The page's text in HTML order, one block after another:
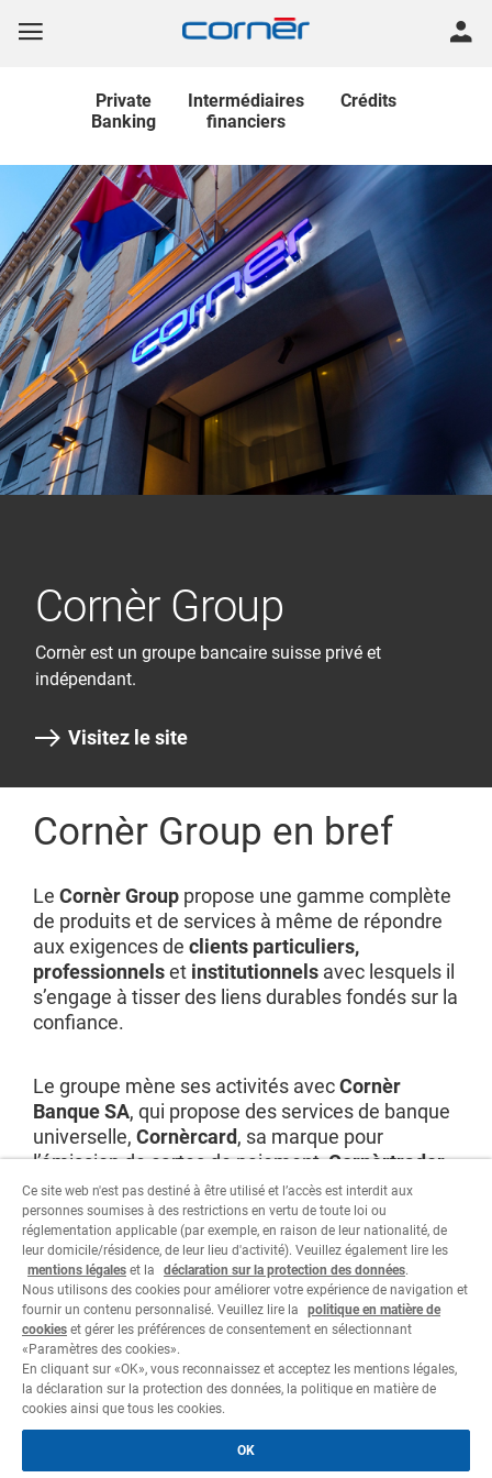
Private
Banking
Intermédiaires
financiers
Crédits
Cornèr Group
Cornèr est un groupe bancaire suisse privé et
indépendant.
Visitez le site
Cornèr Group en bref
Le Cornèr Group propose une gamme complète
de produits et de services à même de répondre
aux exigences de clients particuliers,
professionnelset institutionnels avec lesquels il
s’engage à tisser des liens durables fondés sur la
confiance.
Le groupe mène ses activités avecCornèr
Banque SA, qui propose des services de banque
universelle, Cornèrcard, sa marque pour
l’émission de cartes de paiement,Cornèrtrader,
sa plate-forme de trading en ligne, sans oublier
ses filiales qui viennent compléter son offre de
services financiers à l’échelle internationale.
Visitez le site
Informations juridiques
Déclaration sur la protection des données
Ce site web n'est pas destiné à être utilisé et l’accès est interdit aux
personnes soumises à des restrictions en vertu de toute loi ou
réglementation applicable (par exemple, en raison de leur nationalité, de
leur domicile/résidence, de leur lieu d'activité). Veuillez également lire les
mentions légales et la déclaration sur la protection des données.
Nous utilisons des cookies pour améliorer votre expérience de navigation et
fournir un contenu personnalisé. Veuillez lire la
politique en matière de
cookies et gérer les préférences de consentement en sélectionnant
«Paramètres des cookies».
En cliquant sur «OK», vous reconnaissez et acceptez les mentions légales,
la déclaration sur la protection des données, la politique en matière de
cookies ainsi que tous les cookies.
OK